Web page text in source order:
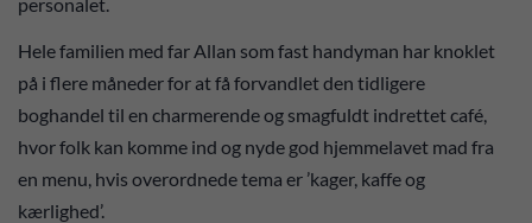
Hele familien med far Allan som fast handyman har knoklet
på i flere måneder for at få forvandlet den tidligere
boghandel til en charmerende og smagfuldt indrettet café,
hvor folk kan komme ind og nyde god hjemmelavet mad fra
en menu, hvis overordnede tema er ’kager, kaffe og
kærlighed’.